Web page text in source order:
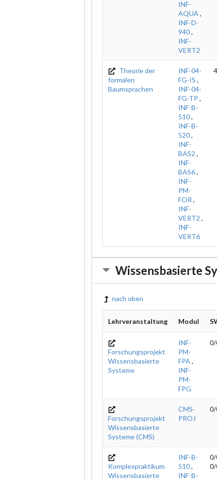
INF-
AQUA ,
INF-D-
940,
INF-
VERT2
Theorie der
formalen
Baumsprachen
INF-04-
FG-IS ,
INF-04-
FG-TP ,
INF-B-
510,
INF-B-
520,
INF-
BAS2 ,
INF-
BAS6,
INF-
PM-
FOR ,
INF-
VERT2 ,
INF-
VERT6
Wissensbasierte
nach oben
Lehrveranstaltung Modul
Forschungsprojekt
Wissensbasierte
Systeme
INF-
PM-
FPA ,
INF-
PM-
FPG
Forschungsprojekt
Wissensbasierte
Systeme (CMS)
CMS-
PROJ
Komplexpraktikum
Wissensbasierte
INF-B-
510,
INF-B-